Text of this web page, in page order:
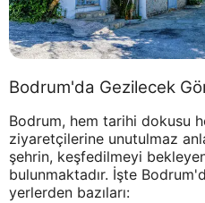
Bodrum'da Gezilecek
Bodrum, hem tarihi dokusu
ziyaretçilerine unutulmaz
şehrin, keşfedilmeyi
bulunmaktadır. İşte
yerlerden bazıları: